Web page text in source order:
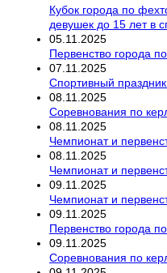
Кубок города по
девушек до 15 лет в
05 11 2025
Первенство города
07 11 2025
Спортивный
08 11 2025
Соревнования по
08 11 2025
Чемпионат и
08 11 2025
Чемпионат и
09 11 2025
Чемпионат и
09 11 2025
Первенство города
09 11 2025
Соревнования по